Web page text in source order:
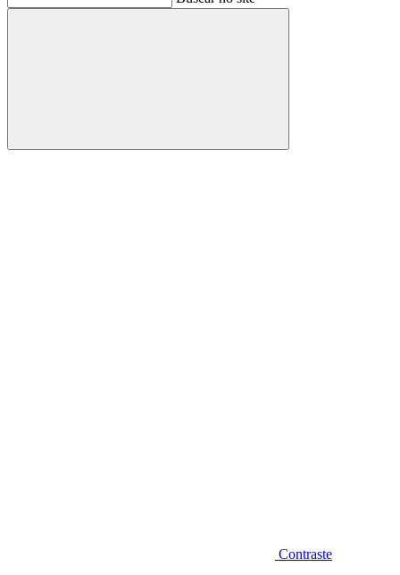
Buscar
Contraste